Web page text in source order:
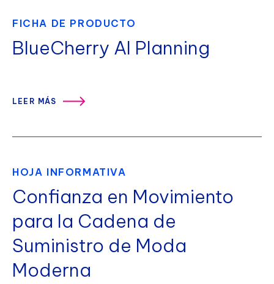
FICHA DE PRODUCTO
BlueCherry AI Planning
LEER MÁS
HOJA INFORMATIVA
Confianza en Movimiento
para la Cadena de
Suministro de Moda
Moderna